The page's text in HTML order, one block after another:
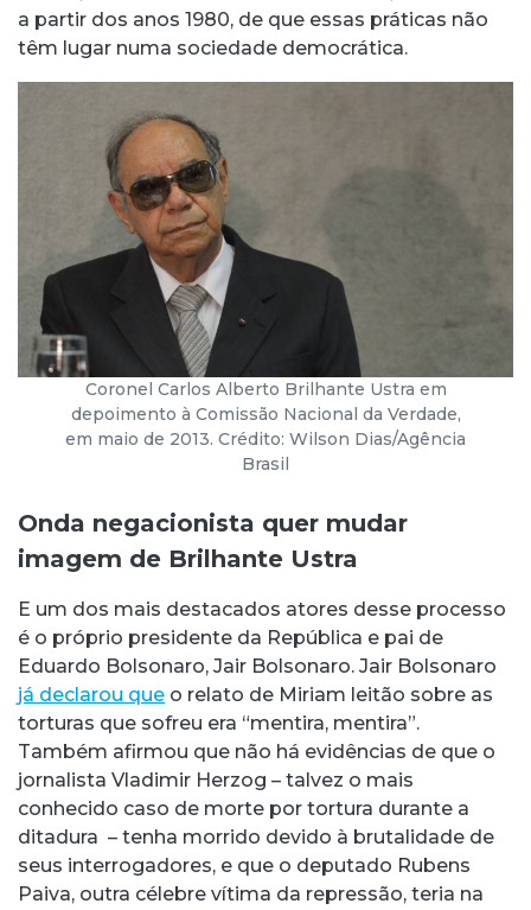
a partir dos anos 1980, de que essas práticas não
têm lugar numa sociedade democrática.
Coronel Carlos Alberto Brilhante Ustra em
depoimento à Comissão Nacional da Verdade,
em maio de 2013. Crédito: Wilson Dias/Agência
Brasil
Onda negacionista quer mudar
imagem de Brilhante Ustra
E um dos mais destacados atores desse processo
é o próprio presidente da República e pai de
Eduardo Bolsonaro, Jair Bolsonaro. Jair Bolsonaro
já declarou que o relato de Miriam leitão sobre as
torturas que sofreu era “mentira, mentira”.
Também afirmou que não há evidências de que o
jornalista Vladimir Herzog – talvez o mais
conhecido caso de morte por tortura durante a
ditadura – tenha morrido devido à brutalidade de
seus interrogadores, e que o deputado Rubens
Paiva, outra célebre vítima da repressão, teria na